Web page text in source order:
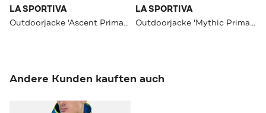
LA SPORTIVA
Outdoorjacke 'Ascent Primaloft' mehrfarbig
LA SPORTIVA
Outdoorjacke 'Mythic Primaloft' mehrfarbig
Andere Kunden kauften auch